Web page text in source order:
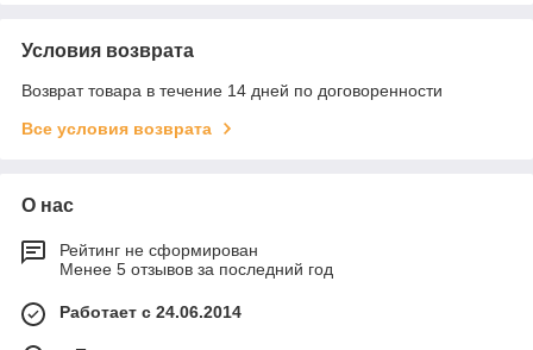
Условия возврата
Возврат товара в течение 14 дней по договоренности
Все условия возврата
О нас
Рейтинг не сформирован
Менее 5 отзывов за последний год
Работает с 24.06.2014